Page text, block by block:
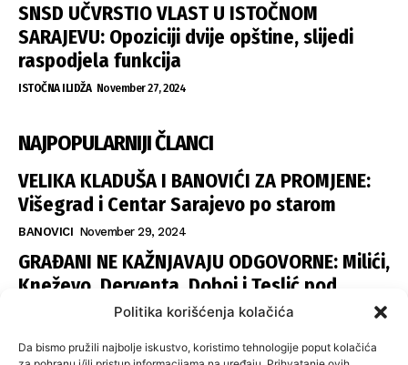
Politika korišćenja kolačića
Da bismo pružili najbolje iskustvo, koristimo tehnologije poput kolačića
SNSD UČVRSTIO VLAST U ISTOČNOM
SARAJEVU: Opoziciji dvije opštine, slijedi
raspodjela funkcija
ISTOČNA ILIDŽA November 27, 2024
NAJPOPULARNIJI ČLANCI
VELIKA KLADUŠA I BANOVIĆI ZA PROMJENE:
Višegrad i Centar Sarajevo po starom
BANOVICI November 29, 2024
GRAĐANI NE KAŽNJAVAJU ODGOVORNE: Milići,
Kneževo, Derventa, Doboj i Teslić pod
šapom istih stranaka